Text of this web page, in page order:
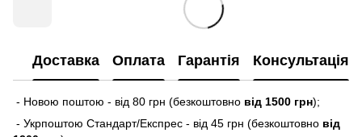
Доставка Оплата Гарантія Консультація
- Новою поштою - від 80 грн (безкоштовно від 1500 грн);
- Укрпоштою Стандарт/Експрес - від 45 грн (безкоштовно від